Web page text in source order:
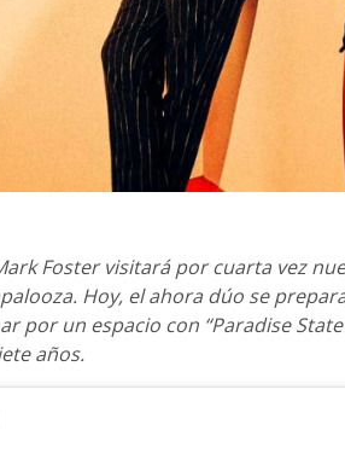
Foster visitará por cuarta vez
Hoy, el ahora dúo se
por un espacio con “Paradise
años.